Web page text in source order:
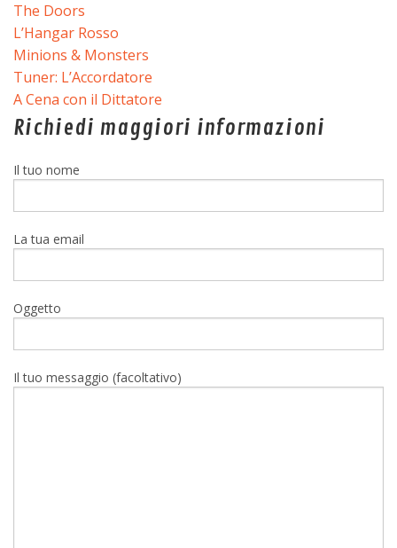
The Doors
L’Hangar Rosso
Minions & Monsters
Tuner: L’Accordatore
A Cena con il Dittatore
Richiedi maggiori informazioni
Il tuo nome
La tua email
Oggetto
Il tuo messaggio (facoltativo)